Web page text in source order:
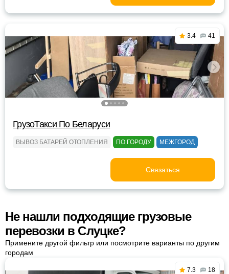
3.4 41
ГрузоТакси По Беларуси
ВЫВОЗ БАТАРЕЙ ОТОПЛЕНИЯ ПО ГОРОДУ МЕЖГОРОД
Связаться
Не нашли подходящие грузовые
перевозки в Слуцке?
Примените другой фильтр или посмотрите варианты по другим
городам
7.3 18